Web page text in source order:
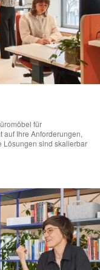
für
auf Ihre Anforderungen,
Lösungen sind skalierbar